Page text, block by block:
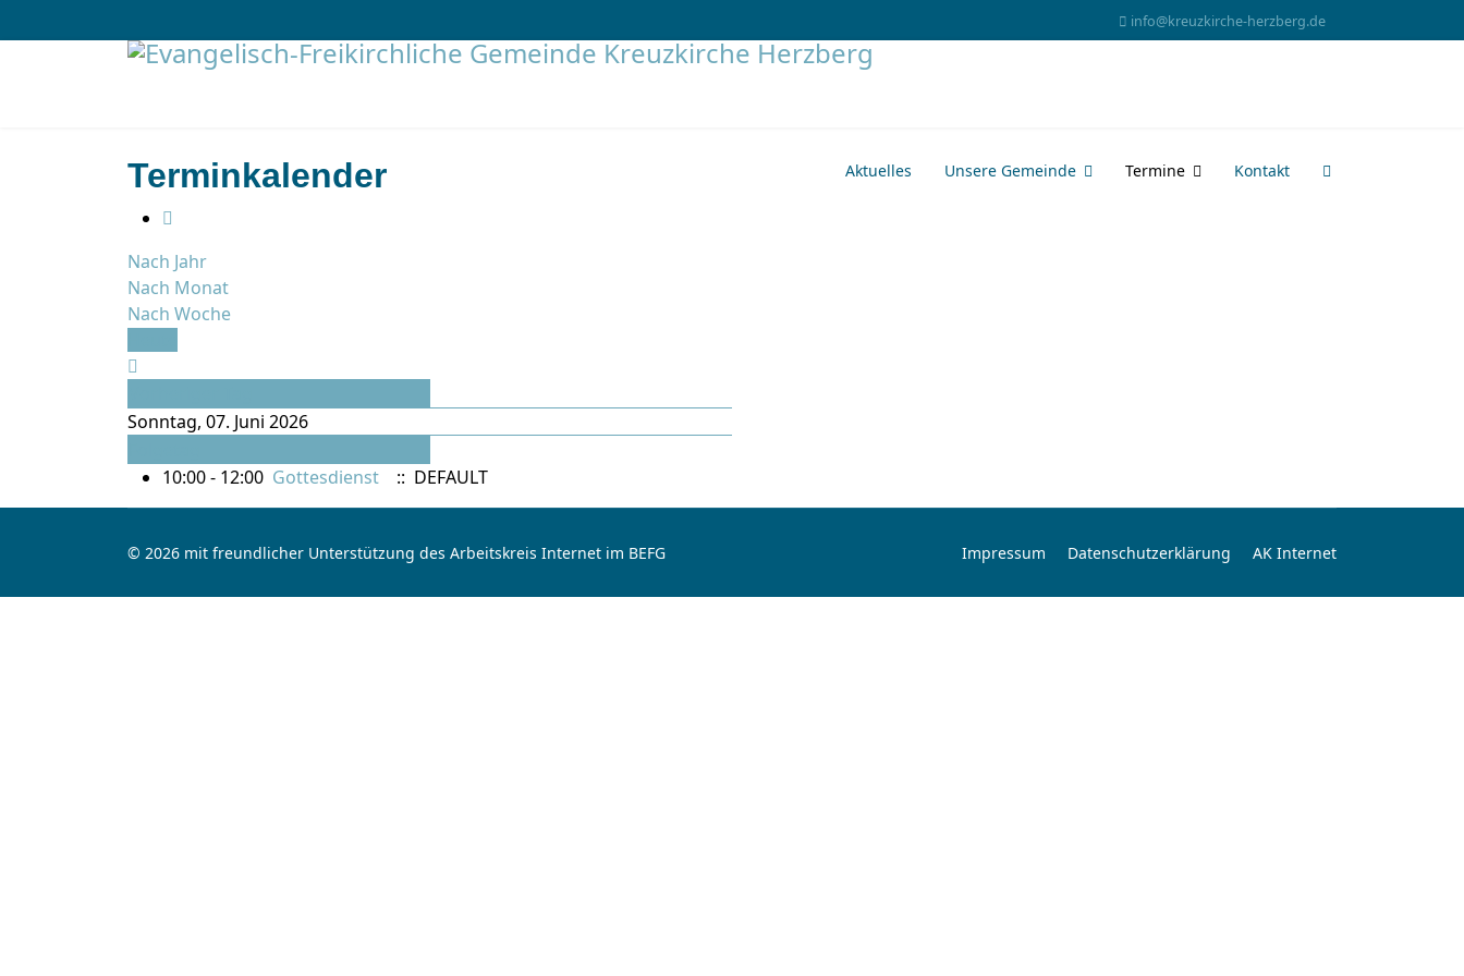
info@kreuzkirche-herzberg.de
Aktuelles Unsere Gemeinde Termine Kontakt
Terminkalender
Nach Jahr
Nach Monat
Nach Woche
Sonntag, 07. Juni 2026
10:00 - 12:00 Gottesdienst :: DEFAULT
© 2026 mit freundlicher Unterstützung des Arbeitskreis Internet im BEFG Impressum Datenschutzerklärung AK Internet